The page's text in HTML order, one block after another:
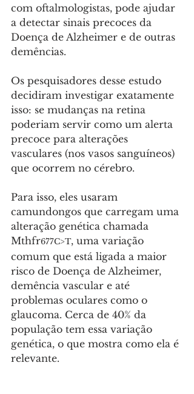
com oftalmologistas, pode ajudar
a detectar sinais precoces da
Doença de Alzheimer e de outras
demências.
Os pesquisadores desse estudo
decidiram investigar exatamente
isso: se mudanças na retina
poderiam servir como um alerta
precoce para alterações
vasculares (nos vasos sanguíneos)
que ocorrem no cérebro.
Para isso, eles usaram
camundongos que carregam uma
alteração genética chamada
Mthfr677C>T, uma variação
comum que está ligada a maior
risco de Doença de Alzheimer,
demência vascular e até
problemas oculares como o
glaucoma. Cerca de 40% da
população tem essa variação
genética, o que mostra como ela é
relevante.